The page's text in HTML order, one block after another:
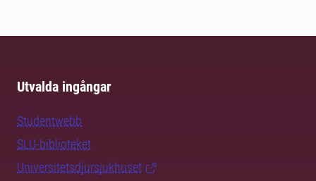
Utvalda ingångar
Studentwebb
SLU-biblioteket
Universitetsdjursjukhuset